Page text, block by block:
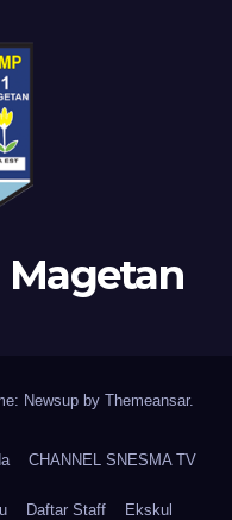
Magetan
Newsup by Themeansar.
CHANNEL SNESMA TV
Daftar Staff Ekskul